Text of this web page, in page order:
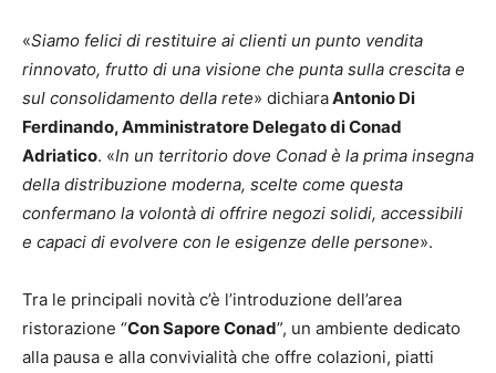
«Siamo felici di restituire ai clienti un punto vendita
rinnovato, frutto di una visione che punta sulla crescita e
sul consolidamento della rete» dichiaraAntonio Di
Ferdinando, Amministratore Delegato di Conad
Adriatico. «In un territorio dove Conad è la prima insegna
della distribuzione moderna, scelte come questa
confermano la volontà di offrire negozi solidi, accessibili
e capaci di evolvere con le esigenze delle persone».
Tra le principali novità c’è l’introduzione dell’area
ristorazione “Con Sapore Conad”, un ambiente dedicato
alla pausa e alla convivialità che offre colazioni, piatti